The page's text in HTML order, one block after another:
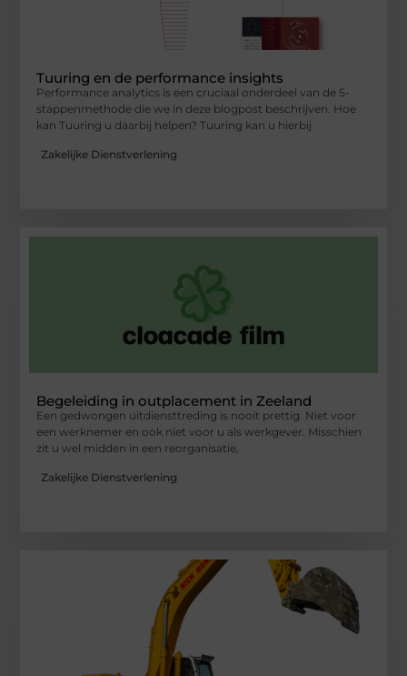
Tuuring en de performance insights
Performance analytics is een cruciaal onderdeel van de 5-
stappenmethode die we in deze blogpost beschrijven. Hoe
kan Tuuring u daarbij helpen? Tuuring kan u hierbij
Zakelijke Dienstverlening
Begeleiding in outplacement in Zeeland
Een gedwongen uitdiensttreding is nooit prettig. Niet voor
een werknemer en ook niet voor u als werkgever. Misschien
zit u wel midden in een reorganisatie,
Zakelijke Dienstverlening